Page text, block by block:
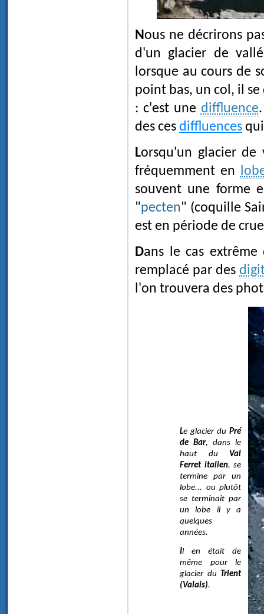
Nous ne décrirons pas ici - ce n'est pas notre propos - les diverses zones
d'un glacier de
lorsque au cours de
point bas, un col, il se
: c'est une diffluence
des ces diffluences
Lorsqu'un glacier de vallée parvient jusque dans la plaine, il s'y étale
fréquemment en
souvent une forme
"pecten" (coquille
est en période de
Dans le cas
remplacé par des
l'on trouvera des
Le glacier du Pré
de Bar, dans le
haut du Val
Ferret italien, se
termine par un
lobe... ou plutôt
se terminait par
un lobe il y a
quelques
années.
Il en était de
même pour le
glacier du Trient
(Valais).